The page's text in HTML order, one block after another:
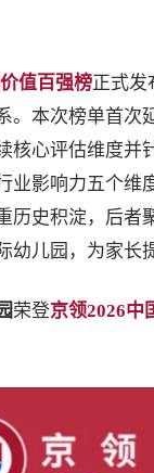
值百强榜正式发
。本次榜单首次
核心评估维度并
业影响力五个维
史积淀，后者
儿园，为家长
荣登京领2026中